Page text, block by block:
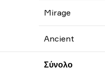
Mirage
Ancient
Σύνολο